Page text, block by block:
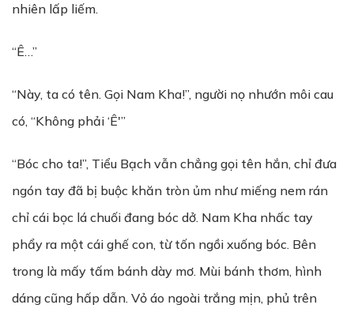
nhiên lấp liếm.
“Ê…”
“Này, ta có tên. Gọi Nam Kha!”, người nọ nhướn môi cau
có, “Không phải ‘Ê'”
“Bóc cho ta!”, Tiểu Bạch vẫn chẳng gọi tên hắn, chỉ đưa
ngón tay đã bị buộc khăn tròn ủm như miếng nem rán
chỉ cái bọc lá chuối đang bóc dở. Nam Kha nhấc tay
phẩy ra một cái ghế con, từ tốn ngồi xuống bóc. Bên
trong là mấy tấm bánh dày mơ. Mùi bánh thơm, hình
dáng cũng hấp dẫn. Vỏ áo ngoài trắng mịn, phủ trên